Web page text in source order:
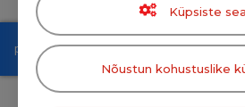
Küpsiste
Nõustun kohustuslike